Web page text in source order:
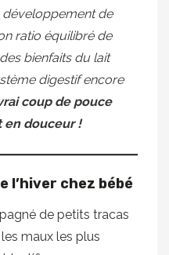
développement de
ratio équilibré de
bienfaits du lait
digestif encore
coup de pouce
en douceur !
l’hiver chez bébé
de petits tracas
maux les plus